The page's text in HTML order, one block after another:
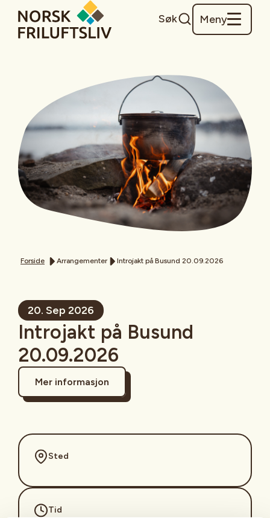
Søk Meny
Forside Arrangementer Introjakt på Busund 20.09.2026
20. Sep 2026
Introjakt på Busund
20.09.2026
Mer informasjon
Sted
Tid